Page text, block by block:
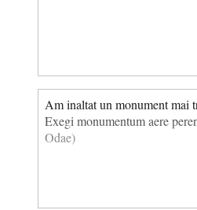
Am inaltat un monument mai
Exegi monumentum aere
Odae)